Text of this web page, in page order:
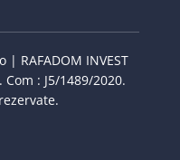
RAFADOM INVEST
: J5/1489/2020.